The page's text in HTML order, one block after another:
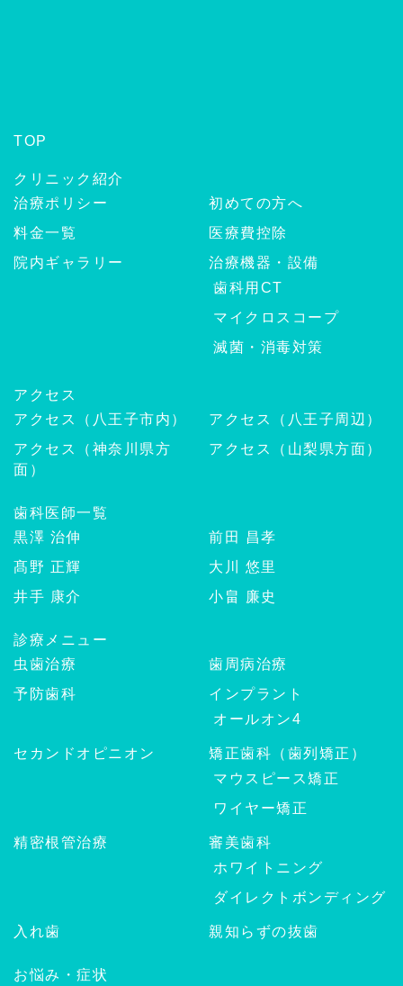
TOP
クリニック紹介
治療ポリシー
初めての方へ
料金一覧
医療費控除
院内ギャラリー
治療機器・設備
歯科用CT
マイクロスコープ
滅菌・消毒対策
アクセス
アクセス（八王子市内）
アクセス（八王子周辺）
アクセス（神奈川県方
面）
アクセス（山梨県方面）
歯科医師一覧
黒澤 治伸
前田 昌孝
髙野 正輝
大川 悠里
井手 康介
小畠 廉史
診療メニュー
虫歯治療
歯周病治療
予防歯科
インプラント
オールオン4
セカンドオピニオン
矯正歯科（歯列矯正）
マウスピース矯正
ワイヤー矯正
精密根管治療
審美歯科
ホワイトニング
ダイレクトボンディング
入れ歯 親知らずの抜歯
お悩み・症状